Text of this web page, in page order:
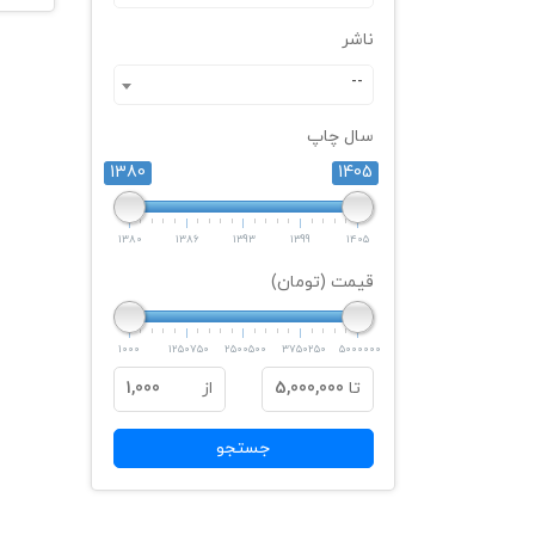
ناشر
--
سال چاپ
1380
1405
1380 1386 1393 1399 1405
قیمت (تومان)
1000 1250750 2500500 3750250 5000000
تا 5,000,000 از 1,000
جستجو